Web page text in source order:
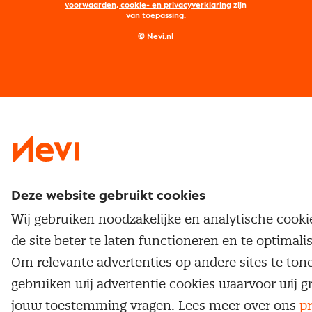
Nevi PMI®
Maatwerk
Nevi 2
voorwaarden, cookie- en privacyverklaring zijn
van toepassing.
© Nevi.nl
Deze website gebruikt cookies
Wij gebruiken noodzakelijke en analytische
de site beter te laten functioneren en te
Om relevante advertenties op andere sites te
gebruiken wij advertentie cookies waarvoor wij
jouw toestemming vragen. Lees meer over ons